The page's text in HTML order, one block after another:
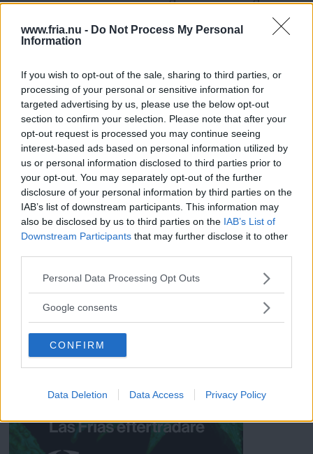
www.fria.nu - Do Not Process My Personal
Information
If you wish to opt-out of the sale, sharing to third parties, or
processing of your personal or sensitive information for
targeted advertising by us, please use the below opt-out
section to confirm your selection. Please note that after your
opt-out request is processed you may continue seeing
interest-based ads based on personal information utilized by
us or personal information disclosed to third parties prior to
your opt-out. You may separately opt-out of the further
disclosure of your personal information by third parties on the
IAB’s list of downstream participants. This information may
also be disclosed by us to third parties on the IAB’s List of
Downstream Participants that may further disclose it to other
Please note that this website/app uses one or more Google
not limited to your visit or usage behaviour. You may click to
use your data for below specified purposes in below Google
consent section.
Personal Data Processing Opt Outs
Google consents
CONFIRM
Data Deletion Data Access Privacy Policy
Läs Frias efterträdare!
Syreär Sveriges enda gröna dagstidning som
finns både digitalt och i tryck.
och bidragen blir i sig ett bevis på att rörelsen behövs.
Det kostar ingenting att använda sig av
öppen för alla som vill ta del av den. Via bland annat
sociala nätverk sprids kunskap och tips vidare och det
finns alltid någon som vill ta över stafettpinnen.
Tillsammans blir bidragen större än de enskilda delarna
och nätverket blir en egen organism som kan växa
ännu mer.
http://rattviseformedlingen.se/
ANNONSER